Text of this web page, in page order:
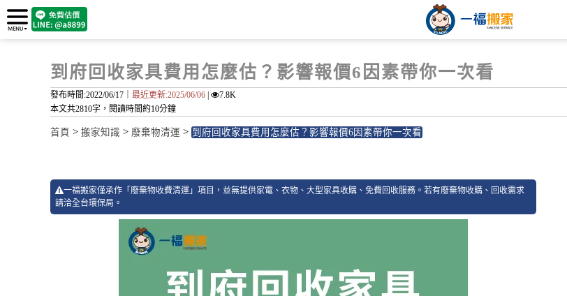
到府回收家具費用怎麼估？影響報價6因素帶你一次看
發布時間:2022/06/17｜ 最近更新:2025/06/06
7.8K
本文共2810字，閱讀時間約10分鐘
首頁 > 搬家知識 > 廢棄物清運 > 到府回收家具費用怎麼估？影響報價6因素帶你一次看
一福搬家僅承作「廢棄物收費清運」項目，並無提供家電、衣物、大型家具收購、免費回收服務。若有廢棄物收購、回收需求
請洽全台環保局。